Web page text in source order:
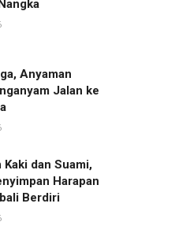
Anyaman
Jalan ke
Kaki dan Suami,
Harapan
Berdiri